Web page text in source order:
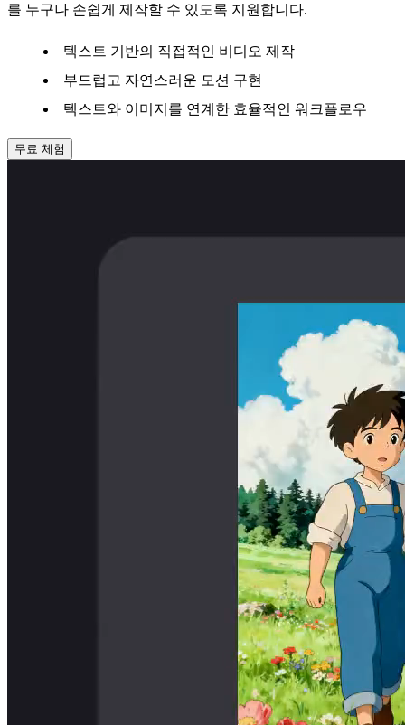
를 누구나 손쉽게 제작할 수 있도록 지원합니다.
텍스트 기반의 직접적인 비디오 제작
부드럽고 자연스러운 모션 구현
텍스트와 이미지를 연계한 효율적인 워크플로우
무료 체험